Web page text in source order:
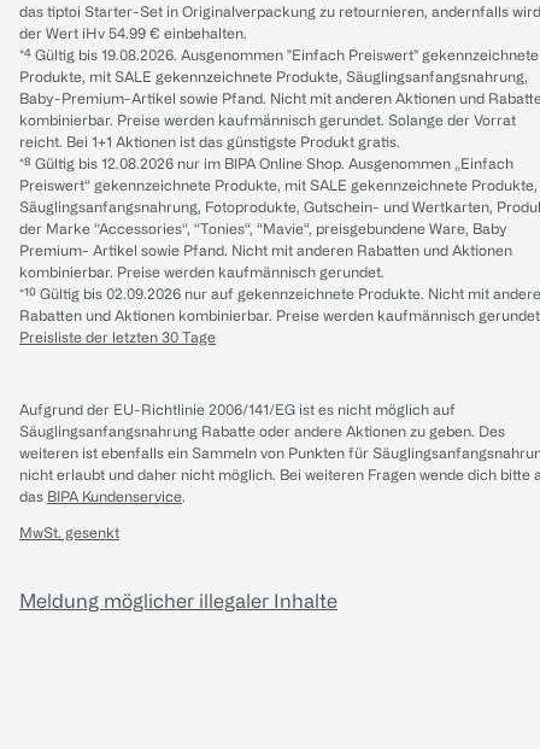
das tiptoi Starter-Set in Originalverpackung zu retournieren, andernfalls wird
der Wert iHv 54.99 € einbehalten.
*⁴ Gültig bis 19.08.2026. Ausgenommen "Einfach Preiswert" gekennzeichnete
Produkte, mit SALE gekennzeichnete Produkte, Säuglingsanfangsnahrung,
Baby-Premium-Artikel sowie Pfand. Nicht mit anderen Aktionen und
kombinierbar. Preise werden kaufmännisch gerundet. Solange der Vorrat
reicht. Bei 1+1 Aktionen ist das günstigste Produkt gratis.
*⁸ Gültig bis 12.08.2026 nur im BIPA Online Shop. Ausgenommen „Einfach
Preiswert“ gekennzeichnete Produkte, mit SALE gekennzeichnete Produkte,
Säuglingsanfangsnahrung, Fotoprodukte, Gutschein- und Wertkarten,
der Marke “Accessories“, “Tonies“, “Mavie“, preisgebundene Ware, Baby
Premium- Artikel sowie Pfand. Nicht mit anderen Rabatten und Aktionen
kombinierbar. Preise werden kaufmännisch gerundet.
*¹⁰ Gültig bis 02.09.2026 nur auf gekennzeichnete Produkte. Nicht mit
Rabatten und Aktionen kombinierbar. Preise werden kaufmännisch
Preisliste der letzten 30 Tage
Aufgrund der EU-Richtlinie 2006/141/EG ist es nicht möglich auf
Säuglingsanfangsnahrung Rabatte oder andere Aktionen zu geben. Des
weiteren ist ebenfalls ein Sammeln von Punkten für
nicht erlaubt und daher nicht möglich. Bei weiteren Fragen wende dich bitte
das BIPA Kundenservice.
MwSt. gesenkt
Meldung möglicher illegaler Inhalte